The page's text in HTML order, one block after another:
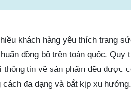
khách hàng yêu thích trang
đồng bộ trên toàn quốc. Quy
tin về sản phẩm đều được
đa dạng và bắt kịp xu